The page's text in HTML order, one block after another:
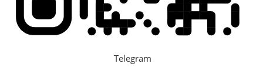
Telegram